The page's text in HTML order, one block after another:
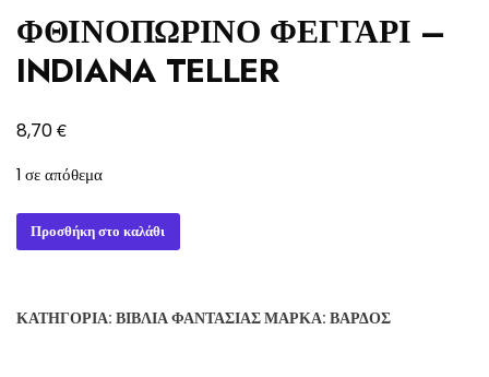
ΦΘΙΝΟΠΩΡΙΝΟ ΦΕΓΓΑΡΙ –
INDIANA TELLER
8,70€
1 σε απόθεμα
ΦΘΙΝΟΠΩΡΙΝΟ
ΦΕΓΓΑΡΙ
TELLER
Προσθήκη στο καλάθι
ΚΑΤΗΓΟΡΊΑ: ΒΙΒΛΊΑ ΦΑΝΤΑΣΊΑΣΜΆΡΚΑ: ΒΆΡΔΟΣ